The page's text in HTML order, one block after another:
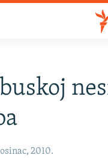
2010.